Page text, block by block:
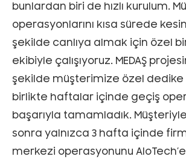
bunlardan biri de hızlı kurulum.
operasyonlarını kısa sürede
şekilde canlıya almak için özel
ekibiyle çalışıyoruz. MEDAŞ
şekilde müşterimize özel dedike
birlikte haftalar içinde geçiş
başarıyla tamamladık.
sonra yalnızca 3 hafta içinde
merkezi operasyonunu AloTech’e